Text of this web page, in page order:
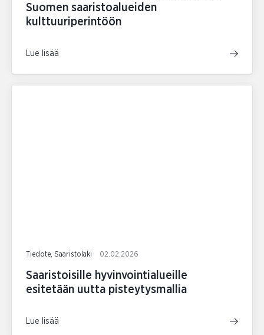
Suomen saaristoalueiden
kulttuuriperintöön
Lue lisää
Tiedote, Saaristolaki 02.02.2026
Saaristoisille hyvinvointialueille
esitetään uutta pisteytysmallia
Lue lisää